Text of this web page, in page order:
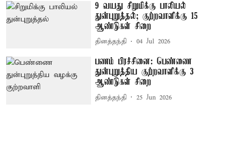
9 வயது சிறுமிக்கு பாலியல்
துன்புறுத்தல்; குற்றவாளிக்கு 15
ஆண்டுகள் சிறை
தினத்தந்தி 04 Jul 2026
பணம் பிரச்சினை: பெண்ணை
துன்புறுத்திய குற்றவாளிக்கு 3
ஆண்டுகள் சிறை
தினத்தந்தி 25 Jun 2026